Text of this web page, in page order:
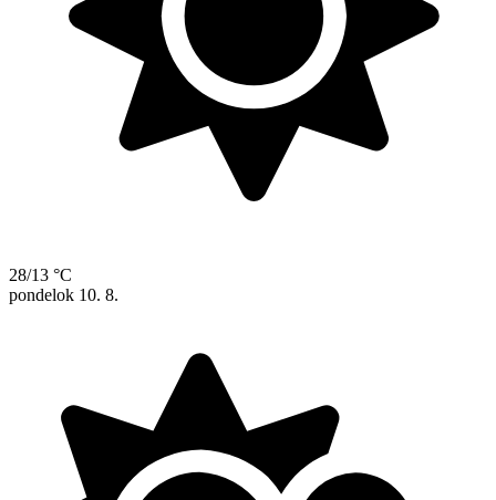
28/13 °C
pondelok 10. 8.